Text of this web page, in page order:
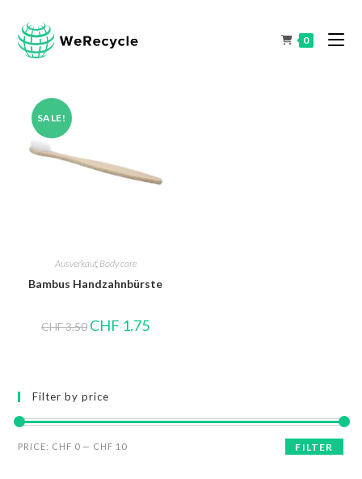
0
SALE!
Ausverkauf, Body care
Bambus Handzahnbürste
CHF3.50 CHF 1.75
Filter by price
FILTER
PRICE: CHF 0 — CHF 10